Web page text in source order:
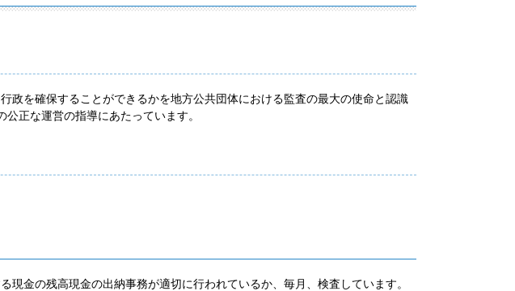
政を確保することができるかを地方公共団体における監査の最大の使命と認識
正な運営の指導にあたっています。
現金の残高現金の出納事務が適切に行われているか、毎月、検査しています。